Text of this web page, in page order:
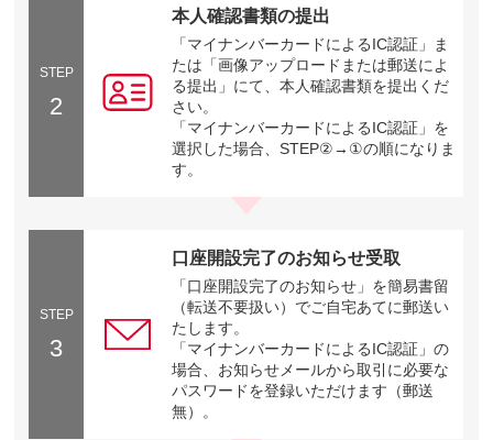
STEP
2
本人確認書類の提出
「マイナンバーカードによるIC認証」ま
たは「画像アップロードまたは郵送によ
る提出」にて、本人確認書類を提出くだ
さい。
「マイナンバーカードによるIC認証」を
選択した場合、STEP②→①の順になりま
す。
STEP
3
口座開設完了のお知らせ受取
「口座開設完了のお知らせ」を簡易書留
（転送不要扱い）でご自宅あてに郵送い
たします。
「マイナンバーカードによるIC認証」の
場合、お知らせメールから取引に必要な
パスワードを登録いただけます（郵送
無）。